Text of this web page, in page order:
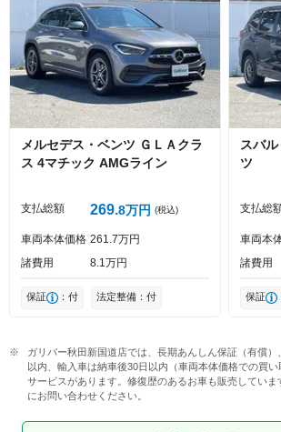
絵文字は投稿時に削除します
Captcha
メルセデス・ベンツ ＧＬＡクラ
ス 4マチック AMGライン
支払総額 269 8万円 (税込)
車両本体価格 261 7万円
諸費用
8 1万円
保証 ：付 法定整備：付
スバル
ツ
支払総
車両本
諸費用
保証
ガリバー秋田新国道店では、長期あんしん保証（有償）
以内、輸入車は納車後30日以内（車両本体価格での買
サービスがあります。修復歴のあるお車も販売してい
にお問い合わせください。